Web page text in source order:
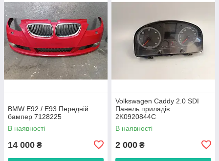
BMW E92 / E93 Передній
бампер 7128225
В наявності
14 000 ₴
Volkswagen Caddy 2.0 SDI
Панель приладів
2K0920844C
В наявності
2 000 ₴